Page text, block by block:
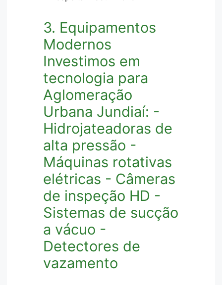
3. Equipamentos
Modernos
Investimos em
tecnologia para
Aglomeração
Urbana Jundiaí: -
Hidrojateadoras de
alta pressão -
Máquinas rotativas
elétricas - Câmeras
de inspeção HD -
Sistemas de sucção
a vácuo -
Detectores de
vazamento